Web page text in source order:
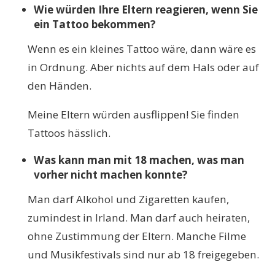
Wiewürden Ihre Eltern reagieren, wenn Sie
ein Tattoo bekommen?
Wenn es ein kleines Tattoo wäre, dann wäre es
in Ordnung. Aber nichts auf dem Hals oder auf
den Händen.
Meine Eltern würden ausflippen! Sie finden
Tattoos hässlich.
Was kann man mit 18 machen, was man
vorher nicht machen konnte?
Man darf Alkohol und Zigaretten kaufen,
zumindest in Irland. Man darf auch heiraten,
ohne Zustimmung der Eltern. Manche Filme
und Musikfestivals sind nur ab 18 freigegeben.